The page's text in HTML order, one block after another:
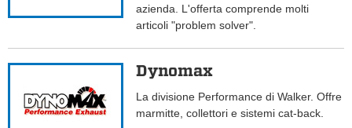
azienda. L'offerta comprende molti
articoli "problem solver".
Dynomax
La divisione Performance di Walker. Offre
marmitte, collettori e sistemi cat-back.